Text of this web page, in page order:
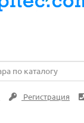
Регистрация